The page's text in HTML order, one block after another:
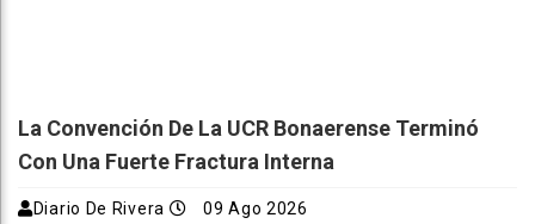
La Convención De La UCR Bonaerense Terminó
Con Una Fuerte Fractura Interna
Diario De Rivera 09 Ago 2026